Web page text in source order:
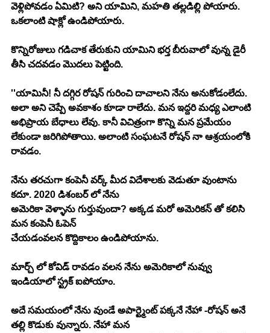
వెళ్లిపోవడం ఏమిటి? అని యామిని, మహతి తల్లడిల్లి పోయారు.
ఒకలాంటి షాక్లో ఉండిపోయారు.
కొన్నిరోజులు గడిచాక తేరుకుని యామిని భర్త బీరువాలో వున్న డైరీ
తీసి చదవడం మొదలు పెట్టింది.
''యామినీ! నీ దగ్గిర రోషన్ గురించి దాచాలని నేను అనుకోడంలేదు.
అలా అని చెప్పే అవకాశం కూడా రాలేదు. మన ఇద్దరి మధ్య ఎలాంటి
అభిప్రాయ బేధాలు లేవు. కానీ విచిత్రంగా కొన్ని మన ప్రమేయం
లేకుండా జరిగిపోతాయి. అలాంటి సంఘటనే రోషన్ నా ఆశ్రయంలోకి
రావడం.
నేను తరచుగా కంపెనీ వర్క్ మీద విదేశాలకు వెడుతూ వుంటాను
కదూ. 2020 డిశంబర్ లో నేను
అమెరికా వెళ్ళాను గుర్తువుందా? అక్కడ మరో అమెరికన్ తో కలిసి
మన కంపెనీ ఓపెన్
చేయడంవలన కొద్దికాలం ఉండిపోయాను.
మార్చ్ లో కోవిడ్ రావడం వలన నేను అమెరికాలో నువ్వు
ఇండియాలో స్ట్రక్ ఐపోయాం.
అదే సమయంలో నేను వుండే అపార్ట్మెంట్ పక్కనే నేహా -రోషన్ అనే
తల్లి కొడుకు వున్నారు. నేహా మన